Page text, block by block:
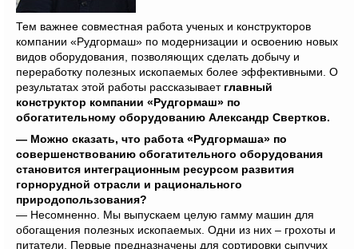
Тем важнее совместная работа ученых и конструкторов
компании «Рудгормаш» по модернизации и освоению новых
видов оборудования, позволяющих сделать добычу и
переработку полезных ископаемых более эффективными. О
результатах этой работы рассказывает главный
конструктор компании «Рудгормаш» по
обогатительному оборудованию Александр Свертков.
— Можно сказать, что работа «Рудгормаша» по
совершенствованию обогатительного оборудования
становится интеграционным ресурсом развития
горнорудной отрасли и рационального
природопользования?
— Несомненно. Мы выпускаем целую гамму машин для
обогащения полезных ископаемых. Одни из них – грохоты и
питатели. Первые предназначены для сортировки сыпучих